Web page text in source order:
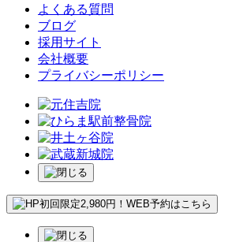
よくある質問
ブログ
採用サイト
会社概要
プライバシーポリシー